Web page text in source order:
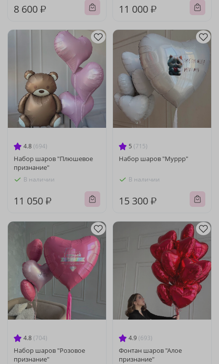
8 600 ₽ 11 000 ₽
4.8 (694)
Набор шаров "Плюшевое
признание"
В наличии
11 050 ₽
5 (715)
Набор шаров "Муррр"
В наличии
15 300 ₽
4.8 (704)
Набор шаров "Розовое
признание"
4.9 (693)
Фонтан шаров "Алое
признание"